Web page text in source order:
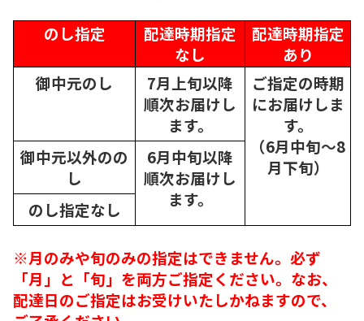
のし指定
配達時期指定
なし
配達時期指定
あり
御中元のし
7月上旬以降
順次お届けし
ます。
ご指定の時期
にお届けしま
す。
（6月中旬～8
月下旬）
御中元以外のの
し
6月中旬以降
順次お届けし
ます。
のし指定なし
※月のみや旬のみの指定はできません。必ず
「月」と「旬」を両方ご指定ください。なお、
配達日のご指定はお受けいたしかねますので、